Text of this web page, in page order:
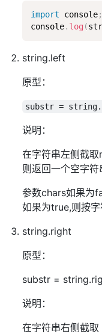
import console;
console. log (
string.left
原型：
substr =
说明：
在字符串左侧截
则返回一个空字
参数chars如果为
如果为true,则按
string.right
原型：
substr =
说明：
在字符串右侧截